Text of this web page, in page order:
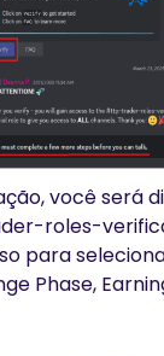
você será
roles-
para
Phase,